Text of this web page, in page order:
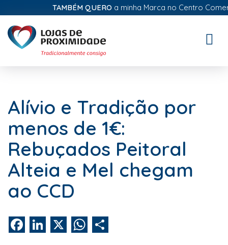
TAMBÉM QUEROa minha Marca no Centro
Alívio e Tradição por
menos de 1€:
Rebuçados Peitoral
Alteia e Mel chegam
ao CCD
FacebookLinkedIn WhatsApp